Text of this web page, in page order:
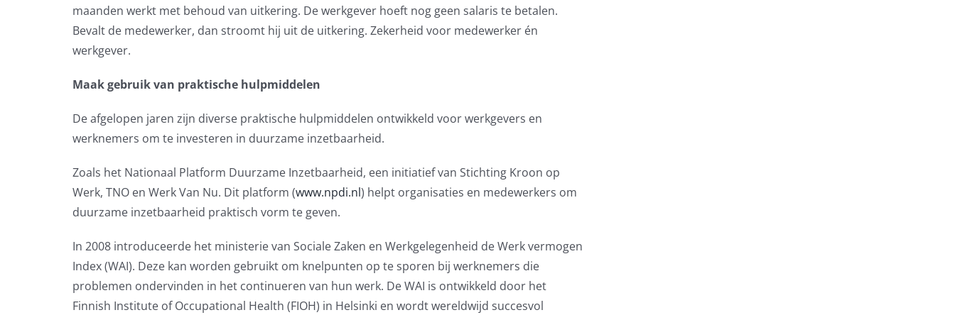
maanden werkt met behoud van uitkering. De werkgever hoeft nog geen salaris te betalen.
Bevalt de medewerker, dan stroomt hij uit de uitkering. Zekerheid voor medewerker én
werkgever.
Maak gebruik van praktische hulpmiddelen
De afgelopen jaren zijn diverse praktische hulpmiddelen ontwikkeld voor werkgevers en
werknemers om te investeren in duurzame inzetbaarheid.
Zoals het Nationaal Platform Duurzame Inzetbaarheid, een initiatief van Stichting Kroon op
Werk, TNO en Werk Van Nu. Dit platform (www.npdi.nl) helpt organisaties en medewerkers om
duurzame inzetbaarheid praktisch vorm te geven.
In 2008 introduceerde het ministerie van Sociale Zaken en Werkgelegenheid de Werk vermogen
Index (WAI). Deze kan worden gebruikt om knelpunten op te sporen bij werknemers die
problemen ondervinden in het continueren van hun werk. De WAI is ontwikkeld door het
Finnish Institute of Occupational Health (FIOH) in Helsinki en wordt wereldwijd succesvol